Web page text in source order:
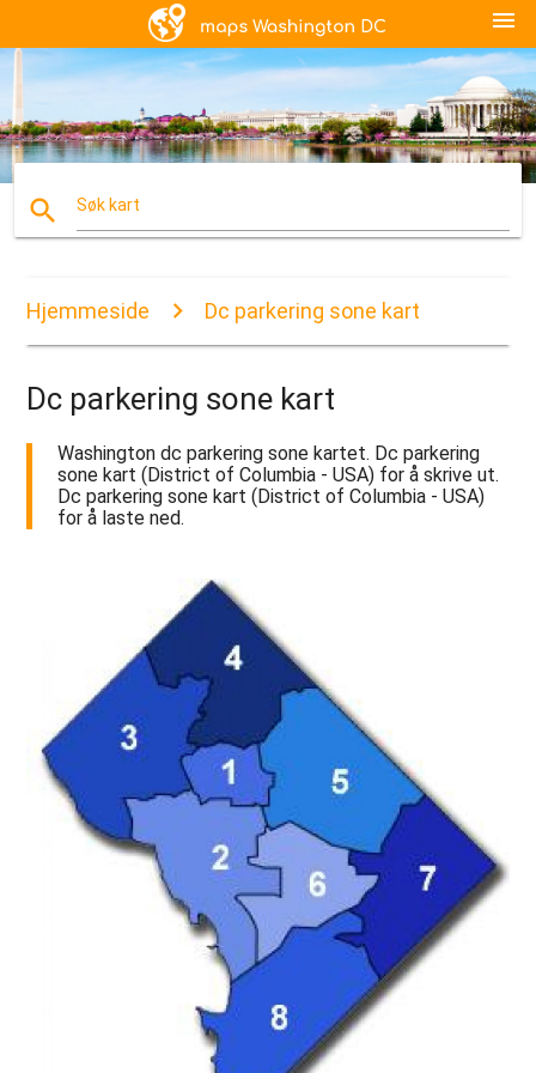
menu
search Søk kart
Hjemmeside Dc parkering sone kart
Dc parkering sone kart
Washington dc parkering sone kartet. Dc parkering
sone kart (District of Columbia - USA) for å skrive ut.
Dc parkering sone kart (District of Columbia - USA)
for å laste ned.